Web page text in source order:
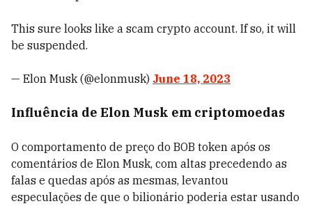
This sure looks like a scam crypto account. If so, it will
be suspended.
— Elon Musk (@elonmusk) June 18, 2023
Influência de Elon Musk em criptomoedas
O comportamento de preço do BOB token após os
comentários de Elon Musk, com altas precedendo as
falas e quedas após as mesmas, levantou
especulações de que o bilionário poderia estar usando